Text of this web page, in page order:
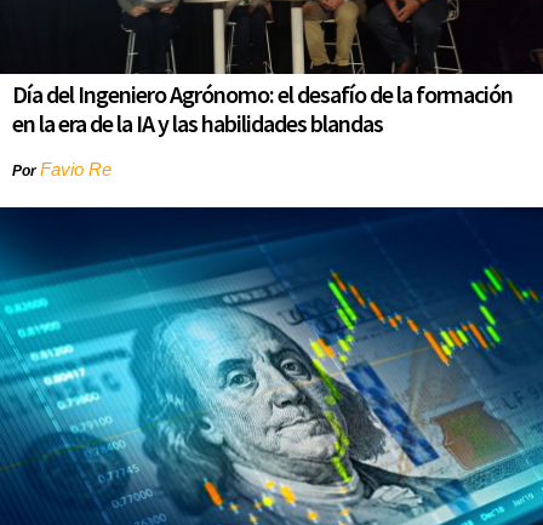
Día del Ingeniero Agrónomo: el desafío de la formación
en la era de la IA y las habilidades blandas
PorFavio Re